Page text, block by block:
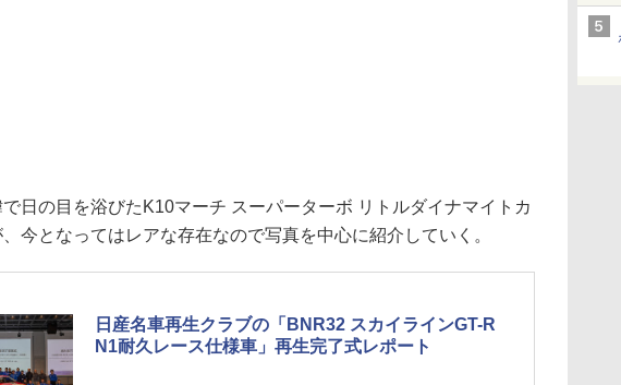
日の目を浴びたK10マーチ スーパーターボ リトルダイナマイトカ
今となってはレアな存在なので写真を中心に紹介していく。
日産名車再生クラブの「BNR32 スカイラインGT-R
N1耐久レース仕様車」再生完了式レポート